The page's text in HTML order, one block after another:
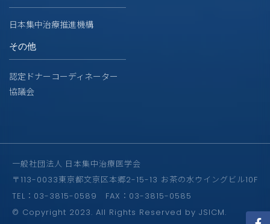
日本集中治療推進機構
その他
認定ドナーコーディネーター
協議会
一般社団法人 日本集中治療医学会
〒113-0033東京都文京区本郷2-15-13 お茶の水ウイングビル10F
TEL：03-3815-0589 FAX：03-3815-0585
© Copyright 2023. All Rights Reserved by JSICM.